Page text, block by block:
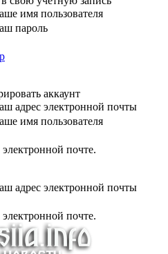
имя пользователя
пароль
аккаунт
адрес электронной почты
имя пользователя
почте.
адрес электронной почты
почте.